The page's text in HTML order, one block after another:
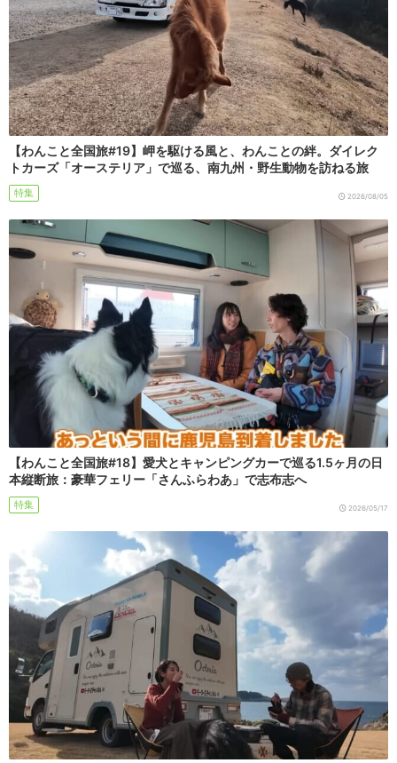
【わんこと全国旅#19】岬を駆ける風と、わんことの絆。ダイレク
トカーズ「オーステリア」で巡る、南九州・野生動物を訪ねる旅
特集 2026/08/05
【わんこと全国旅#18】愛犬とキャンピングカーで巡る1.5ヶ月の日
本縦断旅：豪華フェリー「さんふらわあ」で志布志へ
特集 2026/05/17